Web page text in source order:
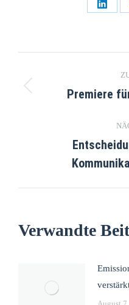
Premiere
Verwandte